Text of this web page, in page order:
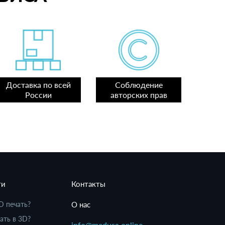
Доставка по всей
России
Соблюдение
авторских прав
печать?
в 3D?
Контакты
О нас